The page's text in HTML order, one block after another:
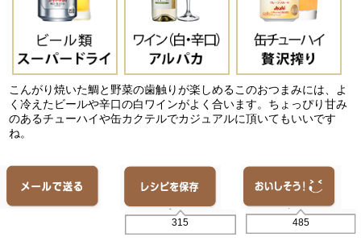
こんがり焼いた鯛と野菜の歯触りが楽しめるこのおつまみには、よ
く冷えたビールや辛口の白ワインがよく合います。ちょっぴり甘み
のあるチューハイや缶カクテルでカジュアルに頂いてもいいです
ね。
315 485